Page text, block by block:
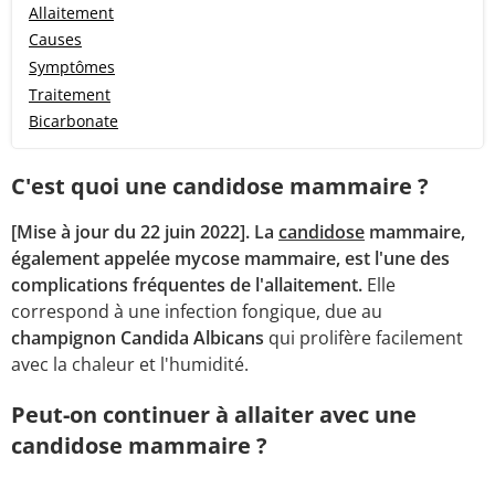
Allaitement
Causes
Symptômes
Traitement
Bicarbonate
C'est quoi une candidose mammaire ?
[Mise à jour du 22 juin 2022]. La candidose mammaire,
également appelée mycose mammaire, est l'une des
complications fréquentes de l'allaitement. Elle
correspond à une infection fongique, due au
champignon Candida Albicans qui prolifère facilement
avec la chaleur et l'humidité.
Peut-on continuer à allaiter avec une
candidose mammaire ?